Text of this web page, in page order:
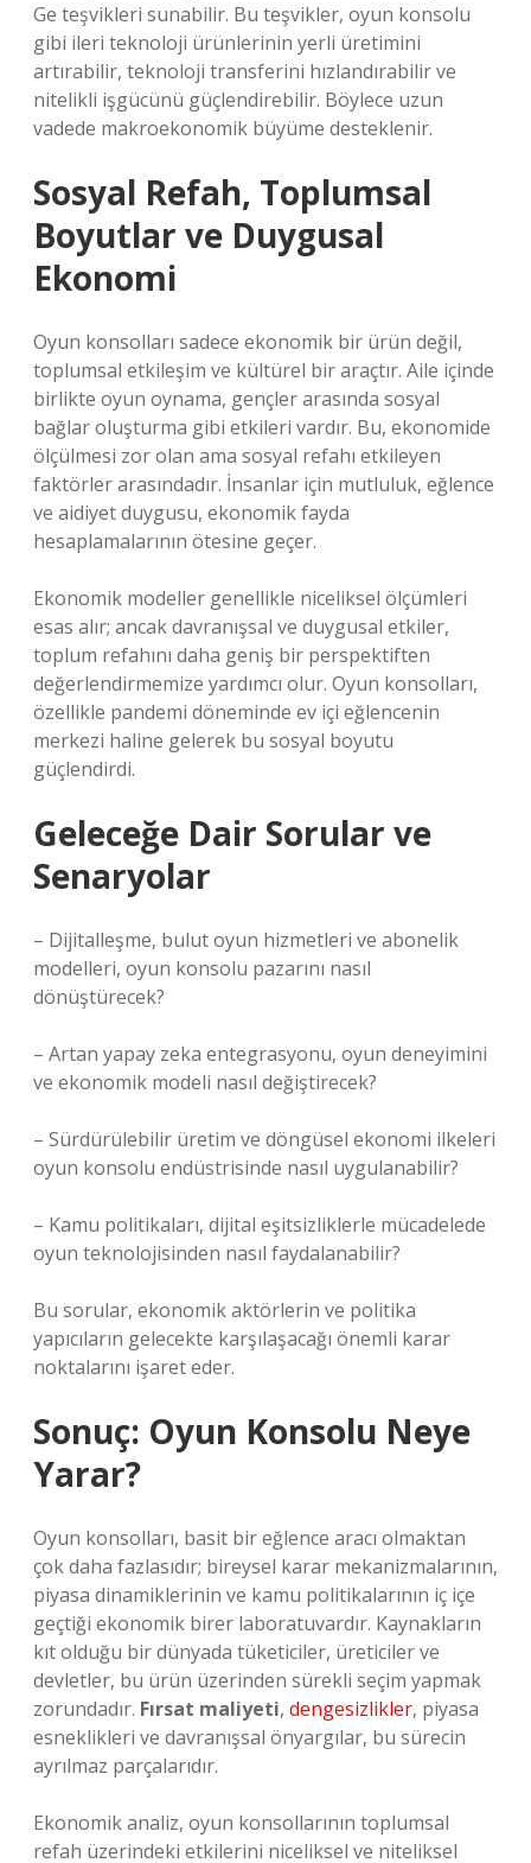
Ge teşvikleri sunabilir. Bu teşvikler, oyun konsolu
gibi ileri teknoloji ürünlerinin yerli üretimini
artırabilir, teknoloji transferini hızlandırabilir ve
nitelikli işgücünü güçlendirebilir. Böylece uzun
vadede makroekonomik büyüme desteklenir.
Sosyal Refah, Toplumsal
Boyutlar ve Duygusal
Ekonomi
Oyun konsolları sadece ekonomik bir ürün değil,
toplumsal etkileşim ve kültürel bir araçtır. Aile içinde
birlikte oyun oynama, gençler arasında sosyal
bağlar oluşturma gibi etkileri vardır. Bu, ekonomide
ölçülmesi zor olan ama sosyal refahı etkileyen
faktörler arasındadır. İnsanlar için mutluluk, eğlence
ve aidiyet duygusu, ekonomik fayda
hesaplamalarının ötesine geçer.
Ekonomik modeller genellikle niceliksel ölçümleri
esas alır; ancak davranışsal ve duygusal etkiler,
toplum refahını daha geniş bir perspektiften
değerlendirmemize yardımcı olur. Oyun konsolları,
özellikle pandemi döneminde ev içi eğlencenin
merkezi haline gelerek bu sosyal boyutu
güçlendirdi.
Geleceğe Dair Sorular ve
Senaryolar
– Dijitalleşme, bulut oyun hizmetleri ve abonelik
modelleri, oyun konsolu pazarını nasıl
dönüştürecek?
– Artan yapay zeka entegrasyonu, oyun deneyimini
ve ekonomik modeli nasıl değiştirecek?
– Sürdürülebilir üretim ve döngüsel ekonomi ilkeleri
oyun konsolu endüstrisinde nasıl uygulanabilir?
– Kamu politikaları, dijital eşitsizliklerle mücadelede
oyun teknolojisinden nasıl faydalanabilir?
Bu sorular, ekonomik aktörlerin ve politika
yapıcıların gelecekte karşılaşacağı önemli karar
noktalarını işaret eder.
Sonuç: Oyun Konsolu Neye
Yarar?
Oyun konsolları, basit bir eğlence aracı olmaktan
çok daha fazlasıdır; bireysel karar mekanizmalarının,
piyasa dinamiklerinin ve kamu politikalarının iç içe
geçtiği ekonomik birer laboratuvardır. Kaynakların
kıt olduğu bir dünyada tüketiciler, üreticiler ve
devletler, bu ürün üzerinden sürekli seçim yapmak
zorundadır. Fırsat maliyeti, dengesizlikler, piyasa
esneklikleri ve davranışsal önyargılar, bu sürecin
ayrılmaz parçalarıdır.
Ekonomik analiz, oyun konsollarının toplumsal
refah üzerindeki etkilerini niceliksel ve niteliksel